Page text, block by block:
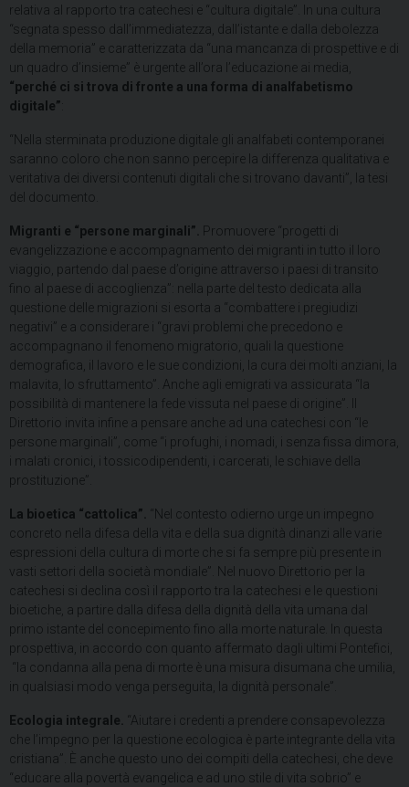
relativa al rapporto tra catechesi e “cultura digitale”. In una cultura
“segnata spesso dall’immediatezza, dall’istante e dalla debolezza
della memoria” e caratterizzata da “una mancanza di prospettive e di
un quadro d’insieme” è urgente all’ora l’educazione ai media,
“perché ci si trova di fronte a una forma di analfabetismo
digitale”
“Nella sterminata produzione digitale gli analfabeti contemporanei
saranno coloro che non sanno percepire la differenza qualitativa e
veritativa dei diversi contenuti digitali che si trovano davanti”, la tesi
del documento.
Migranti e “persone marginali”.
Promuovere “progetti di
evangelizzazione e accompagnamento dei migranti in tutto il loro
viaggio, partendo dal paese d’origine attraverso i paesi di transito
fino al paese di accoglienza”: nella parte del testo dedicata alla
questione delle migrazioni si esorta a “combattere i pregiudizi
negativi” e a considerare i “gravi problemi che precedono e
accompagnano il fenomeno migratorio, quali la questione
demografica, il lavoro e le sue condizioni, la cura dei molti anziani, la
malavita, lo sfruttamento”. Anche agli emigrati va assicurata “la
possibilità di mantenere la fede vissuta nel paese di origine”. Il
Direttorio invita infine a pensare anche ad una catechesi con “le
persone marginali”, come “i profughi, i nomadi, i senza fissa dimora,
i malati cronici, i tossicodipendenti, i carcerati, le schiave della
prostituzione”.
La bioetica “cattolica”. “Nel contesto odierno urge un impegno
concreto nella difesa della vita e della sua dignità dinanzi alle varie
espressioni della cultura di morte che si fa sempre più presente in
vasti settori della società mondiale”. Nel nuovo Direttorio per la
catechesi si declina così il rapporto tra la catechesi e le questioni
bioetiche, a partire dalla difesa della dignità della vita umana dal
primo istante del concepimento fino alla morte naturale. In questa
prospettiva, in accordo con quanto affermato dagli ultimi Pontefici,
“la condanna alla pena di morte è una misura disumana che umilia,
in qualsiasi modo venga perseguita, la dignità personale”.
Ecologia integrale. “Aiutare i credenti a prendere consapevolezza
che l’impegno per la questione ecologica è parte integrante della vita
cristiana”. È anche questo uno dei compiti della catechesi, che deve
“educare alla povertà evangelica e ad uno stile di vita sobrio” e